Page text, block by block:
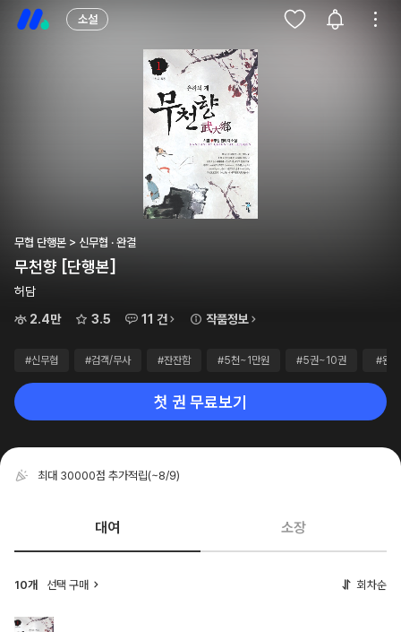
소설
무협 단행본 > 신무협 · 완결
무천향 [단행본]
허담
2.4만
3.5 11 건 작품정보
#신무협 #검객/무사 #잔잔함 #5천~1만원 #5권~10권 #완결
첫 권 무료보기
최대 30000점 추가적립(~8/9)
대여 소장
10개 선택 구매 회차순